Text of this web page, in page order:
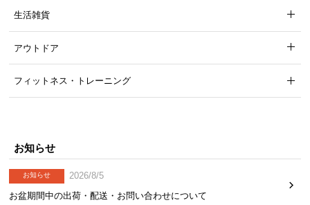
生活雑貨
アウトドア
フィットネス・トレーニング
お知らせ
お知らせ
2026/8/5
お盆期間中の出荷・配送・お問い合わせについて